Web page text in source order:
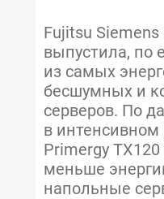
Fujitsu
выпустила, по
из самых
бесшумных и
серверов. По
в
Primergy TX120
меньше
напольные